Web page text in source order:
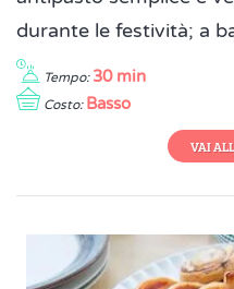
durante le festività; a
Tempo: 30 min
Costo: Basso
VAI